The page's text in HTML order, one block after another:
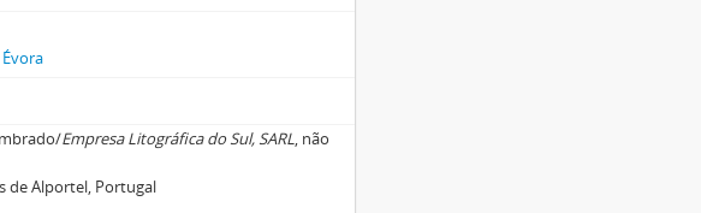
Empresa Litográfica do Sul, SARL, não
de Alportel, Portugal